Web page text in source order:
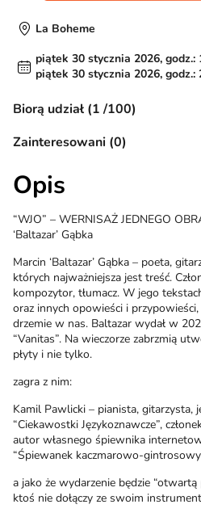
La Boheme
piątek 30 stycznia 2026, godz.:
piątek 30 stycznia 2026, godz.:
Biorą udział (1 /100)
Zainteresowani (0)
Opis
“WJO” – WERNISAŻ JEDNEGO
‘Baltazar’ Gąbka
Marcin ‘Baltazar’ Gąbka – poeta,
których najważniejsza jest treść.
kompozytor, tłumacz. W jego
oraz innych opowieści i
drzemie w nas. Baltazar wydał w
“Vanitas”. Na wieczorze zabrzmią
płyty i nie tylko.
zagra z nim:
Kamil Pawlicki – pianista, gitarzysta,
“Ciekawostki Językoznawcze”,
autor własnego śpiewnika
“Śpiewanek kaczmarowo-
a jako że wydarzenie będzie “otwartą
ktoś nie dołączy ze swoim